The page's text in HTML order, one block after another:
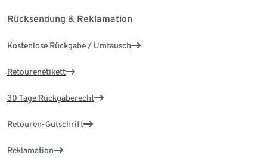
Rücksendung & Reklamation
Kostenlose Rückgabe / Umtausch
Retourenetikett
30 Tage Rückgaberecht
Retouren-Gutschrift
Reklamation